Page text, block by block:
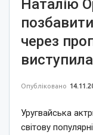
Наталію
через
Опубліковано
Уругвайська
світову